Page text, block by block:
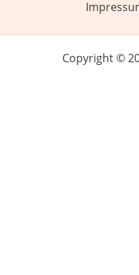
Copyright ©